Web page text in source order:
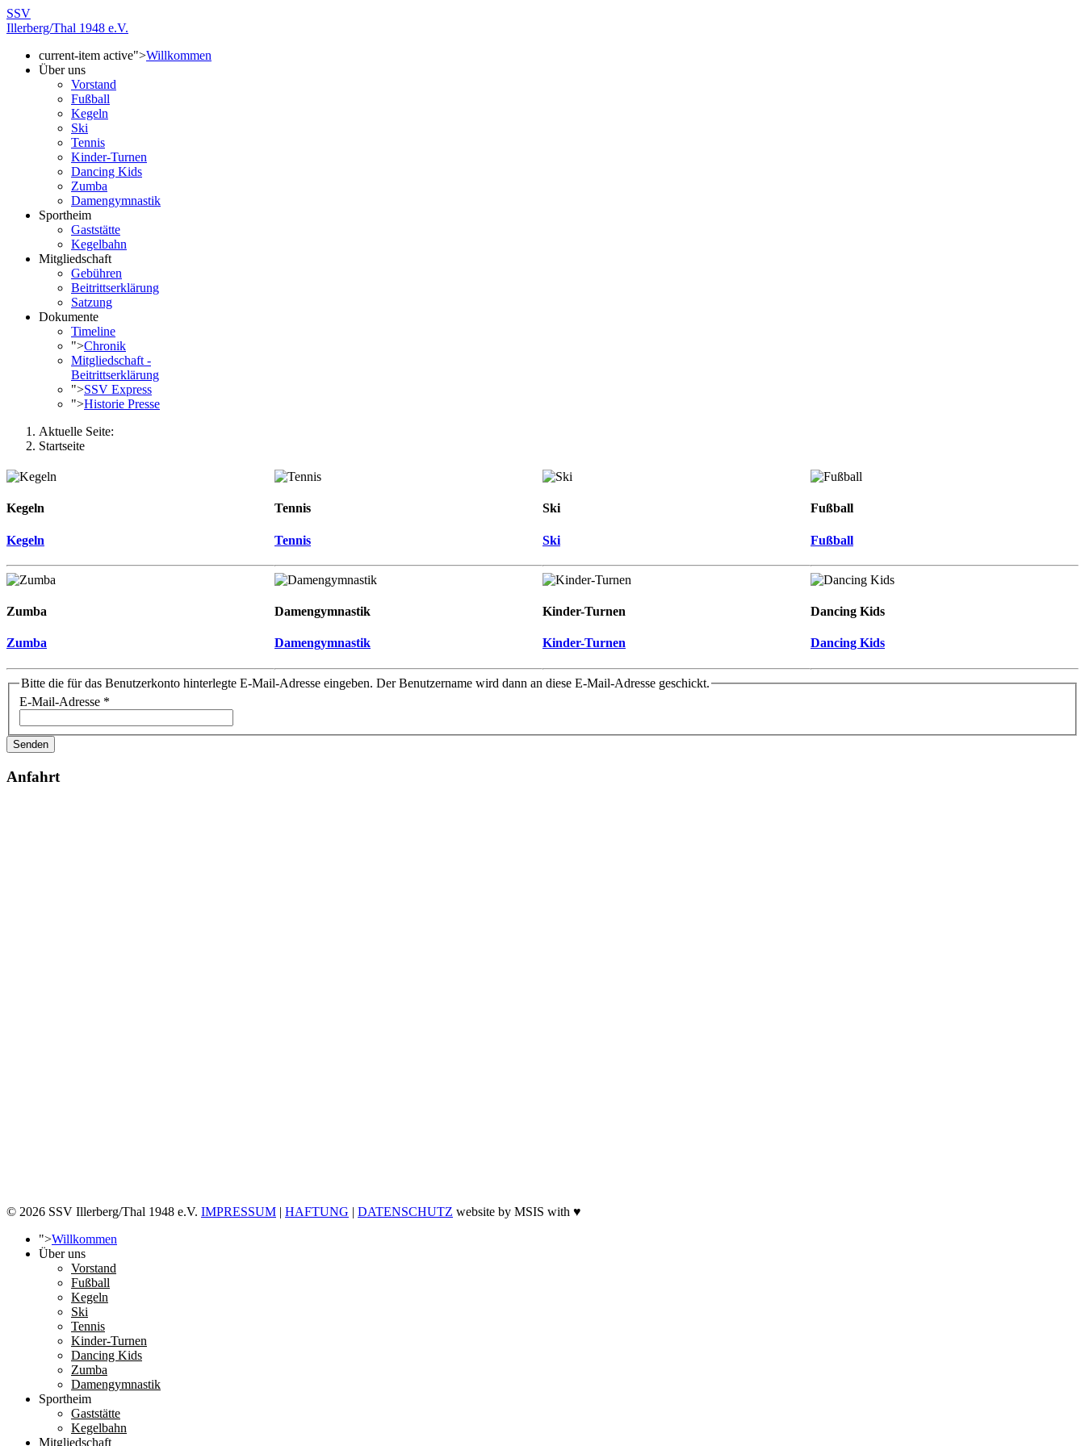
SSV
Illerberg/Thal 1948 e.V.
current-item active">Willkommen
Über uns
Vorstand
Fußball
Kegeln
Ski
Tennis
Kinder-Turnen
Dancing Kids
Zumba
Damengymnastik
Sportheim
Gaststätte
Kegelbahn
Mitgliedschaft
Gebühren
Beitrittserklärung
Satzung
Dokumente
Timeline
">Chronik
Mitgliedschaft -
Beitrittserklärung
">SSV Express
">Historie Presse
Aktuelle Seite:
Startseite
Kegeln
Kegeln
Tennis
Tennis
Ski
Ski
Fußball
Fußball
Zumba
Zumba
Damengymnastik
Damengymnastik
Kinder-Turnen
Kinder-Turnen
Dancing Kids
Dancing Kids
Bitte die für das Benutzerkonto hinterlegte E-Mail-Adresse eingeben. Der Benutzername wird dann an diese E-Mail-Adresse geschickt.
E-Mail-Adresse *
Senden
Anfahrt
© 2026 SSV Illerberg/Thal 1948 e.V. IMPRESSUM | HAFTUNG | DATENSCHUTZ website by MSIS with ♥
">Willkommen
Über uns
Vorstand
Fußball
Kegeln
Ski
Tennis
Kinder-Turnen
Dancing Kids
Zumba
Damengymnastik
Sportheim
Gaststätte
Kegelbahn
Mitgliedschaft